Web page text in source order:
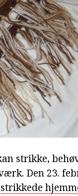
strikke,
Den 23.
strikkede